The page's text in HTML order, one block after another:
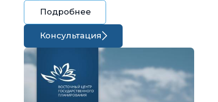
Подробнее
Консультация